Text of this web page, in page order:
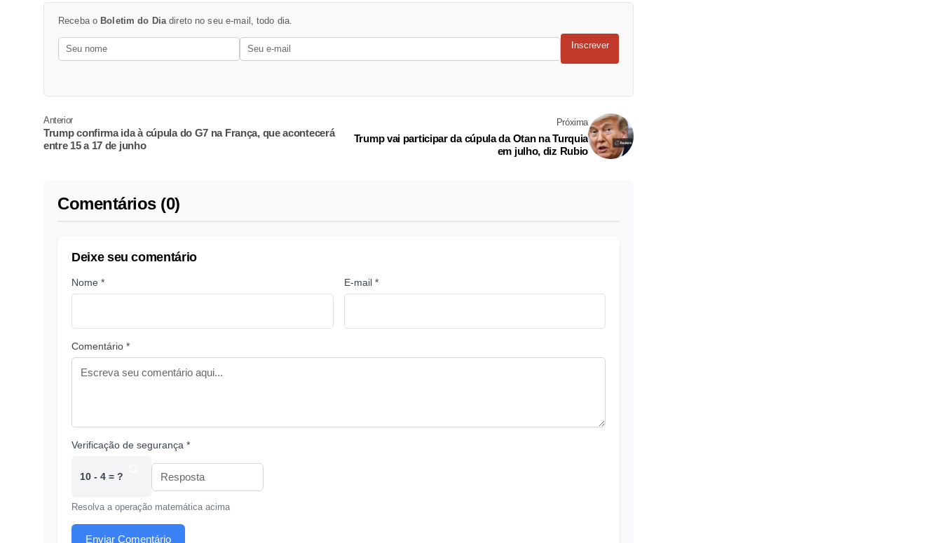
Receba o Boletim do Dia direto no seu e-mail, todo dia.
Inscrever
Anterior
Trump confirma ida à cúpula do G7 na França, que acontecerá
entre 15 a 17 de junho
Próxima
Trump vai participar da cúpula da Otan na Turquia
em julho, diz Rubio
Comentários (0)
Deixe seu comentário
Nome * E-mail *
Comentário *
Verificação de segurança *
10 - 4 = ?
Resolva a operação matemática acima
Enviar Comentário